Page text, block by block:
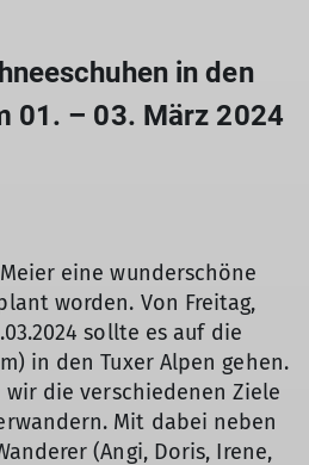
in den
01. – 03. März 2024
eine wunderschöne
worden. Von Freitag,
sollte es auf die
in den Tuxer Alpen gehen.
die verschiedenen Ziele
Mit dabei neben
(Angi, Doris, Irene,